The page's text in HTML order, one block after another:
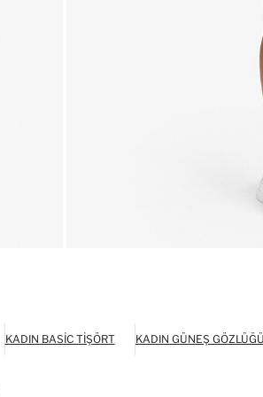
KADIN BASIC TIŞÖRT KADIN GÜNEŞ